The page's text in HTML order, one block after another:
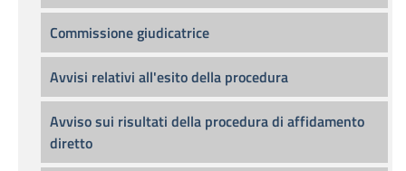
Commissione giudicatrice
Avvisi relativi all'esito della procedura
Avviso sui risultati della procedura di affidamento
diretto